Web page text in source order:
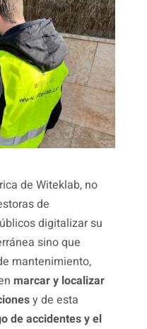
de Witeklab, no
de
digitalizar su
sino que
mantenimiento,
marcar y localizar
y de esta
de accidentes y el